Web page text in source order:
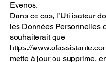
Evenos.
Dans ce cas, l’Utilisateur
les Données Personnelles
souhaiterait que
https://
mette à jour ou supprime,